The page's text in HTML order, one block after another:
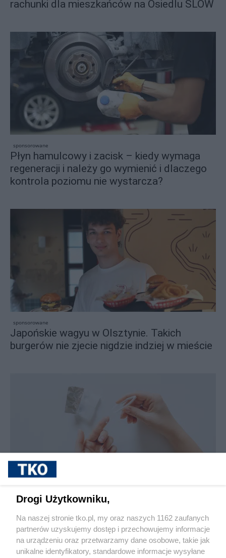
rachunki dla mieszkańców na Osiedlu SLOW
sponsorowane
Płyn hamulcowy i zacisk – kiedy wymaga
regeneracji i należy go wymienić i dlaczego
kontrola poziomu nie wystarcza?
sponsorowane
Japońskie wagyu w Olsztynie. Takich
burgerów nie zjecie nigdzie indziej w mieście
Jak rozpoznać, że soczewki kontaktowe są
Pokaż więcej
Drogi Użytkowniku,
Na naszej stronie tko.pl, my oraz naszych 1162 zaufanych
partnerów uzyskujemy dostęp i przechowujemy informacje
na urządzeniu oraz przetwarzamy dane osobowe, takie jak
unikalne identyfikatory, standardowe informacje wysyłane